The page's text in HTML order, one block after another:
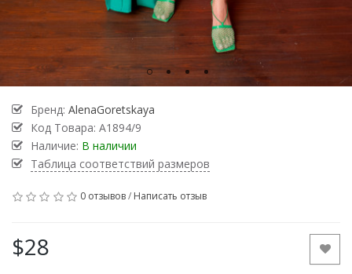
Бренд: AlenaGoretskaya
Код Товара: A1894/9
Наличие: В наличии
Таблица соответствий размеров
0 отзывов/ Написать отзыв
$28